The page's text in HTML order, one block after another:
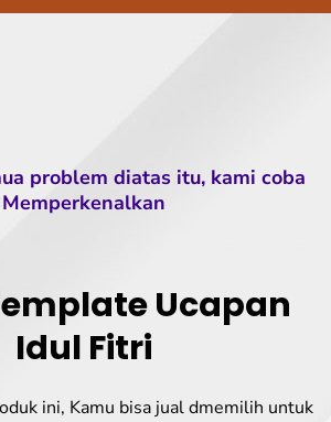
problem diatas itu, kami coba
Memperkenalkan
Ucapan
Idul Fitri
ini, Kamu bisa jual dmemilih untuk